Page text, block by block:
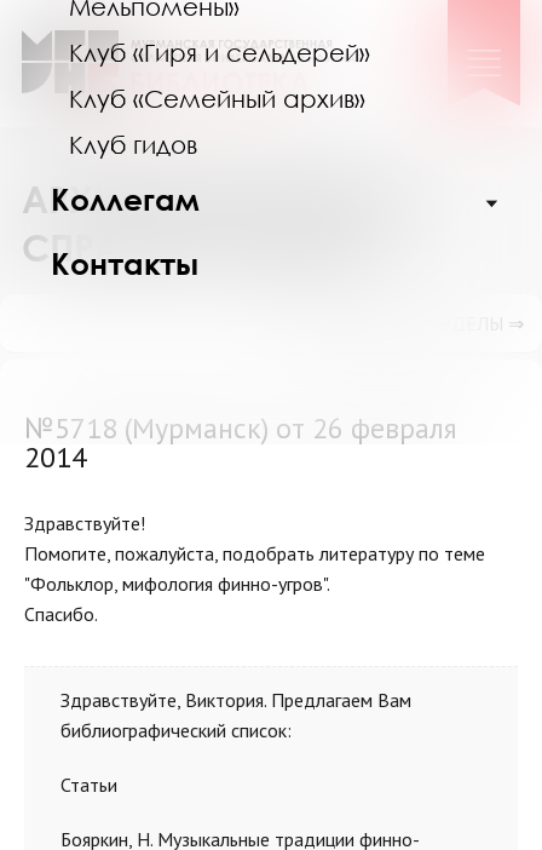
Клуб «Гиря и сельдерей»
Клуб «Семейный архив»
Клуб гидов
Коллегам
Контакты
АРХИВ ВЫПОЛНЕННЫХ
СПРАВОК И ПОИСК
№5718 (Мурманск) от 26 февраля
2014
Здравствуйте!
Помогите, пожалуйста, подобрать литературу по теме
"Фольклор, мифология финно-угров".
Спасибо.
Здравствуйте, Виктория. Предлагаем Вам
библиографический список:
Статьи
Бояркин, Н. Музыкальные традиции финно-
ПОКАЗАТЬ ПОДРАЗДЕЛЫ ⇒